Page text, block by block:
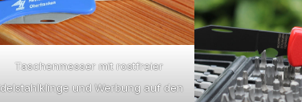
Taschenmesser mit rostfreier
und Werbung auf den